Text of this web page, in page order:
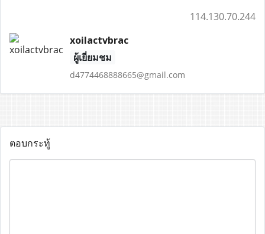
114.130.70.244
xoilactvbrac
ผู้เยี่ยมชม
d4774468888665@gmail.com
ตอบกระทู้